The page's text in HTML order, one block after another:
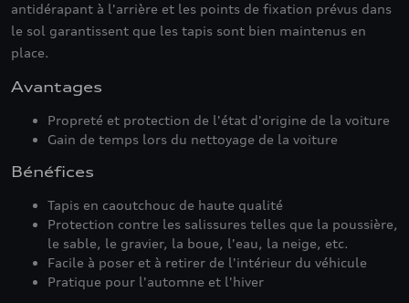
antidérapant à l'arrière et les points de fixation prévus dans
le sol garantissent que les tapis sont bien maintenus en
place.
Avantages
Propreté et protection de l'état d'origine de la voiture
Gain de temps lors du nettoyage de la voiture
Bénéfices
Tapis en caoutchouc de haute qualité
Protection contre les salissures telles que la poussière,
le sable, le gravier, la boue, l'eau, la neige, etc.
Facile à poser et à retirer de l'intérieur du véhicule
Pratique pour l'automne et l'hiver